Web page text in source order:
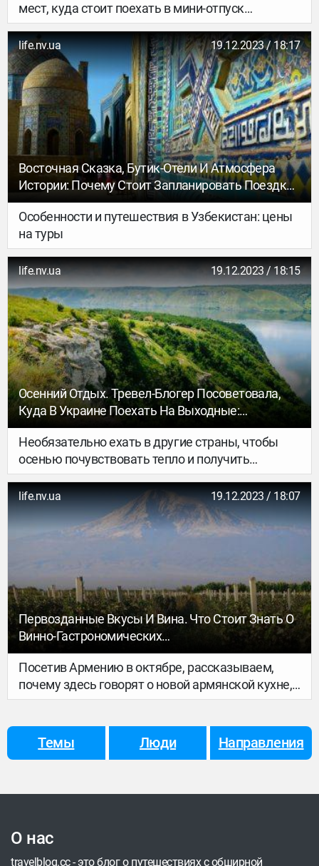
мест, куда стоит поехать в мини-отпуск
на выходные.
life.nv.ua 19.12.2023 / 18:17
Восточная Сказка, Бутик-Отели И Атмосфера
Истории: Почему Стоит Запланировать Поездку
В Самарканд Осенью
Особенности и путешествия в Узбекистан: цены
на туры
life.nv.ua 19.12.2023 / 18:15
Осенний Отдых. Тревел-Блогер Посоветовала,
Куда В Украине Поехать На Выходные:
Нетривиальные Места
Необязательно ехать в другие страны, чтобы
осенью почувствовать тепло и получить
удовольствие от видов, убеждает автор тревел-
блога Ветер дует Алена Деньга.
Путешественница посоветовала слушателям
Радио НВ несколько нестандартных украинских
отдыха на несколько дней.
life.nv.ua 19.12.2023 / 18:07
Первозданные Вкусы И Вина. Что Стоит Знать О
Винно-Гастрономических
Достопримечательностях Армении
Посетив Армению в октябре, рассказываем,
почему здесь говорят о новой армянской кухне,
и как понять вина этой страны.
Темы Люди Направления
О нас
travelblog.cc - это блог о путешествиях с обширной